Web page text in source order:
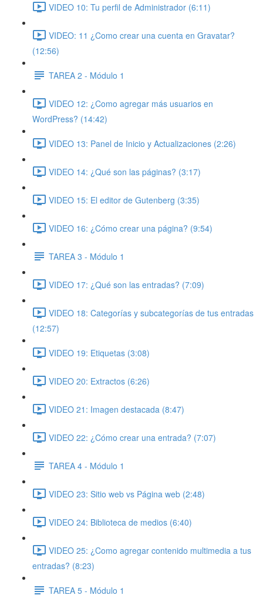
VIDEO 10: Tu perfil de Administrador (6:11)
VIDEO: 11 ¿Como crear una cuenta en Gravatar?
(12:56)
TAREA 2 - Módulo 1
VIDEO 12: ¿Como agregar más usuarios en
WordPress? (14:42)
VIDEO 13: Panel de Inicio y Actualizaciones (2:26)
VIDEO 14: ¿Qué son las páginas? (3:17)
VIDEO 15: El editor de Gutenberg (3:35)
VIDEO 16: ¿Cómo crear una página? (9:54)
TAREA 3 - Módulo 1
VIDEO 17: ¿Qué son las entradas? (7:09)
VIDEO 18: Categorías y subcategorías de tus entradas
(12:57)
VIDEO 19: Etiquetas (3:08)
VIDEO 20: Extractos (6:26)
VIDEO 21: Imagen destacada (8:47)
VIDEO 22: ¿Cómo crear una entrada? (7:07)
TAREA 4 - Módulo 1
VIDEO 23: Sitio web vs Página web (2:48)
VIDEO 24: Biblioteca de medios (6:40)
VIDEO 25: ¿Como agregar contenido multimedia a tus
entradas? (8:23)
TAREA 5 - Módulo 1